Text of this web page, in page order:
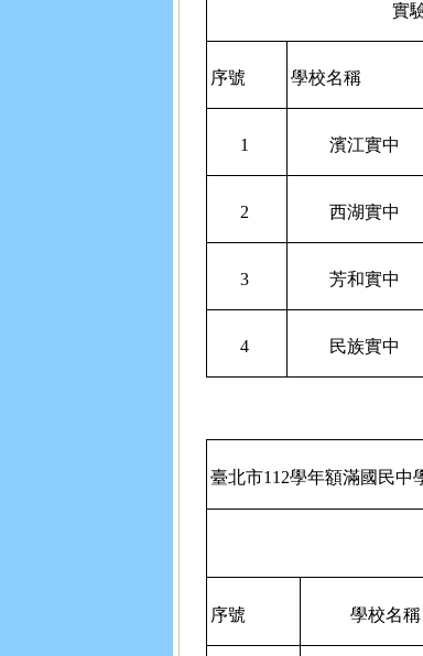
實
序號 學校名稱
1 濱江實中
2 西湖實中
3 芳和實中
4 民族實中
臺北市112學年額滿國民中
序號 學校名稱